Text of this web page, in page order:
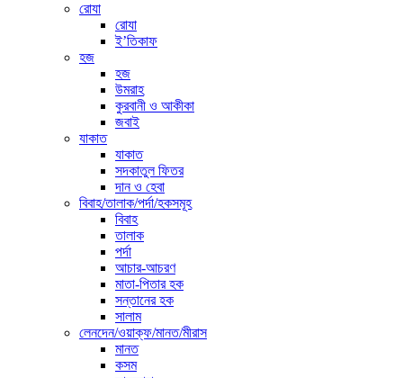
রোযা
রোযা
ই’তিকাফ
হজ
হজ
উমরাহ
কুরবানী ও আকীকা
জবাই
যাকাত
যাকাত
সদকাতুল ফিতর
দান ও হেবা
বিবাহ/তালাক/পর্দা/হকসমূহ
বিবাহ
তালাক
পর্দা
আচার-আচরণ
মাতা-পিতার হক
সন্তানের হক
সালাম
লেনদেন/ওয়াক্ফ/মানত/মীরাস
মানত
কসম